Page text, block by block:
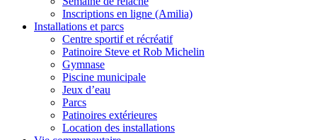
Inscriptions en ligne (Amilia)
Installations et parcs
Centre sportif et récréatif
Patinoire Steve et Rob Michelin
Gymnase
Piscine municipale
Jeux d’eau
Parcs
Patinoires extérieures
Location des installations